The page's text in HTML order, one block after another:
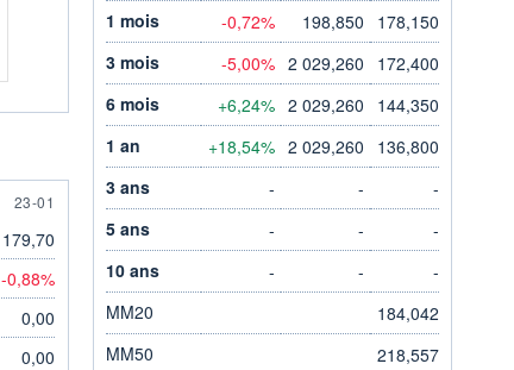
23 JANUARY
23-01
179,70
-0,88%
0,00
0,00
1 mois
-0,72% 198,850
178,150
3 mois
-5,00% 2 029,260
172,400
6 mois
+6,24% 2 029,260
144,350
1 an
+18,54% 2 029,260
136,800
3 ans
- -
-
5 ans
- -
-
10 ans
- -
-
MM20
184,042
MM50
218,557